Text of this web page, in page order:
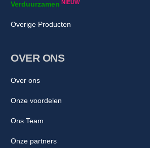
Verduurzamen NIEUW
Overige Producten
OVER ONS
Over ons
Onze voordelen
Ons Team
Onze partners